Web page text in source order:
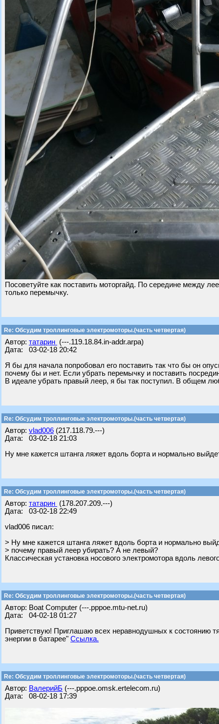
Посоветуйте как поставить моторгайд. По середине между
только перемычку.
Re: Обсудим троллинговые электромоторы.(часть четвертая)
Автор: татарин (---.119.18.84.in-addr.arpa)
Дата: 03-02-18 20:42
Я бы для начала попробовал его поставить так что бы он
почему бы и нет. Если убрать перемычку и поставить
В идеале убрать правый леер, я бы так поступил. В общем
Re: Обсудим троллинговые электромоторы.(часть четвертая)
Автор: vlad006 (217.118.79.---)
Дата: 03-02-18 21:03
Ну мне кажется штанга ляжет вдоль борта и нормально
Re: Обсудим троллинговые электромоторы.(часть четвертая)
Автор: татарин (178.207.209.---)
Дата: 03-02-18 22:49
vlad006 писал:
> Ну мне кажется штанга ляжет вдоль борта и нормально
> почему правый леер убирать? А не левый?
Классическая установка носового электромотора вдоль
Re: Обсудим троллинговые электромоторы.(часть четвертая)
Автор: Boat Computer (---.pppoe.mtu-net.ru)
Дата: 04-02-18 01:27
Приветствую! Приглашаю всех неравнодушных к состоянию
энергии в батарее" Ссылка.
Re: Обсудим троллинговые электромоторы.(часть четвертая)
Автор: ВалерийБ (---.pppoe.omsk.ertelecom.ru)
Дата: 08-02-18 17:39